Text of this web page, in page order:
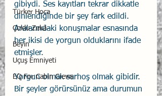
Türker Hoca
Çoklu Zekâ
Beyin
Uçuş Emniyeti
EQ For Cabin Crews
gibiydi. Ses kayıtları tekrar dikkatle
dinlendiğinde bir şey fark edildi.
Aralarındaki konuşmalar esnasında
her ikisi de yorgun olduklarını ifade
etmişler.
Yorgun olmak sarhoş olmak gibidir.
Bir şeyler görürsünüz ama durumun